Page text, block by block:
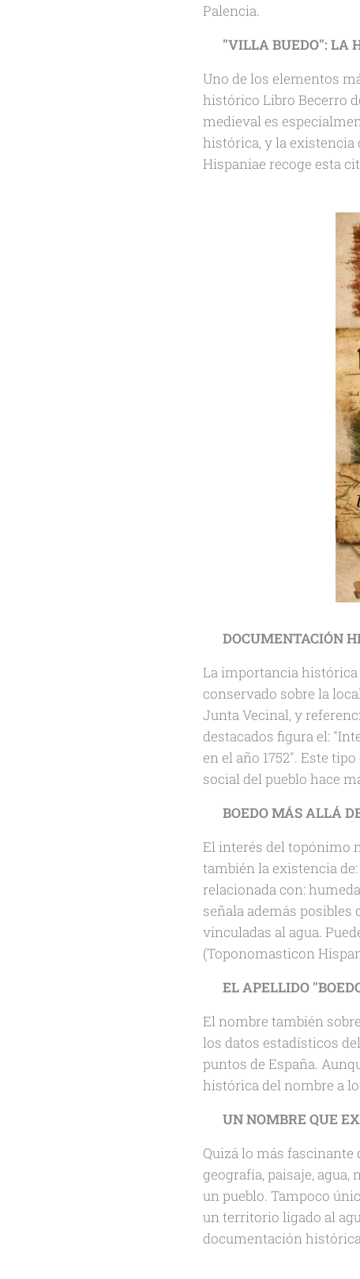
Palencia.
"VILLA BUEDO": LA
Uno de los elementos
histórico Libro Becerro
medieval es
histórica, y la existencia
Hispaniae recoge esta
DOCUMENTACIÓN
La importancia histórica
conservado sobre la
Junta Vecinal, y
destacados figura el:
en el año 1752". Este
social del pueblo hace
BOEDO MÁS ALLÁ
El interés del topónimo
también la existencia
relacionada con:
señala además
vinculadas al agua.
(Toponomasticon
EL APELLIDO
El nombre también
los datos estadísticos
puntos de España.
histórica del nombre a
UN NOMBRE QUE
Quizá lo más
geografía, paisaje,
un pueblo. Tampoco
un territorio ligado al
documentación